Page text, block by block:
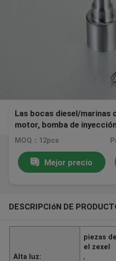
Las bocas diesel/marinas
motor, bomba de
MOQ：12pcs
Mejor precio
DESCRIPCIóN DE
Alta luz:
piezas
el zexel
,